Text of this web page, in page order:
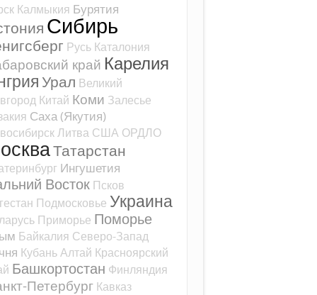
Калмыкия Бурятия
Сибирь
Русь Каталония
край Карелия
Урал Великий
Китай Коми Залесье
Саха (Якутия)
Литва США ОРДЛО
Татарстан
Ингушетия
Восток Псков
Подмосковье Украина
Приморье Поморье
Байкалия Северо-Запад
КубаньАлтай Красноярский
Башкортостан Финляндия
Петербург Кавказ